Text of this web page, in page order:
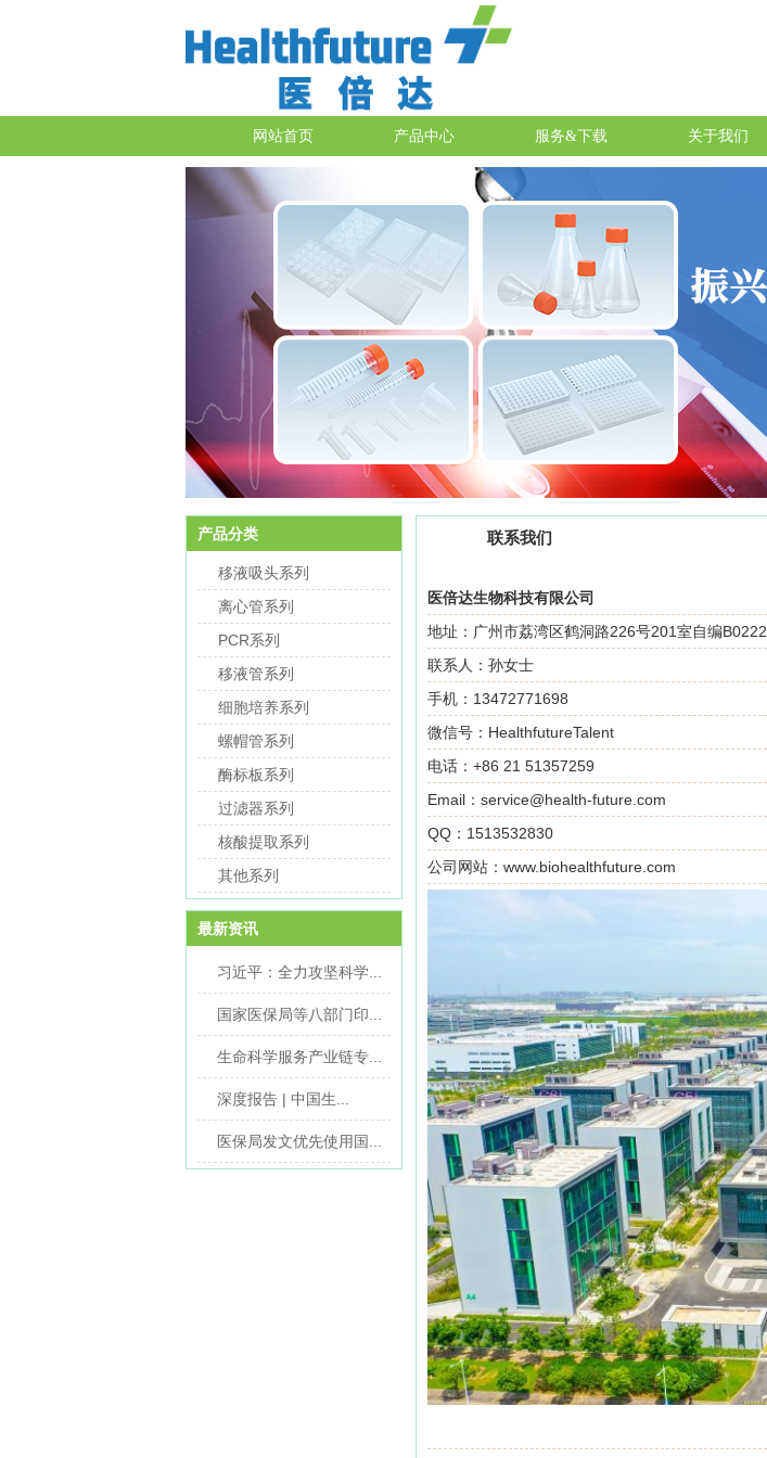
网站首页 产品中心 服务&下载 关于我们
产品分类
移液吸头系列
离心管系列
PCR系列
移液管系列
细胞培养系列
螺帽管系列
酶标板系列
过滤器系列
核酸提取系列
其他系列
最新资讯
习近平：全力攻坚科学...
国家医保局等八部门印...
生命科学服务产业链专...
深度报告 | 中国生...
医保局发文优先使用国...
联系我们
医倍达生物科技有限公司
地址：广州市荔湾区鹤洞路226号201室自编B0222
联系人：孙女士
手机：13472771698
微信号：HealthfutureTalent
电话：+86 21 51357259
Email：service@health-future.com
QQ：1513532830
公司网站：www.biohealthfuture.com